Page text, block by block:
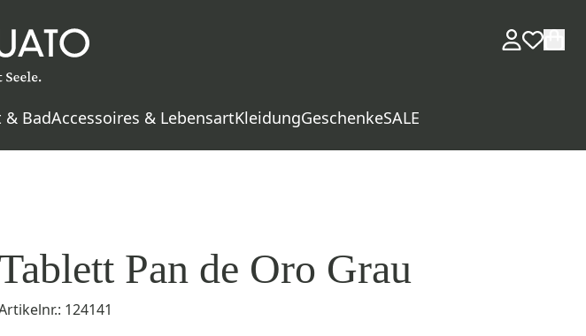
& BadAccessoires & LebensartKleidungGeschenkeSALE
Pan de Oro Grau
124141